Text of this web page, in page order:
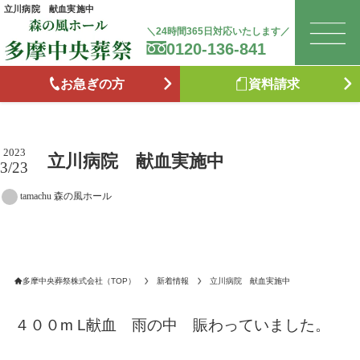
お
立川病院 献血実施中
＼24時間365日対応いたします／
0120-136-841
お急ぎの方 資料請求
立川病院 献血実施中
2023
3/23
tamachu 森の風ホール
多摩中央葬祭株式会社（TOP） 新着情報 立川病院 献血実施中
４００m L献血 雨の中 賑わっていました。